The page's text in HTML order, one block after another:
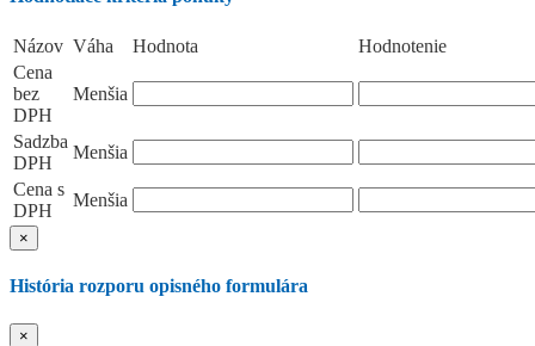
Názov Váha Hodnota
Hodnotenie
Cena
bez
DPH
Menšia
Sadzba
DPH
Menšia
Cena s
DPH
Menšia
×
História rozporu opisného formulára
×